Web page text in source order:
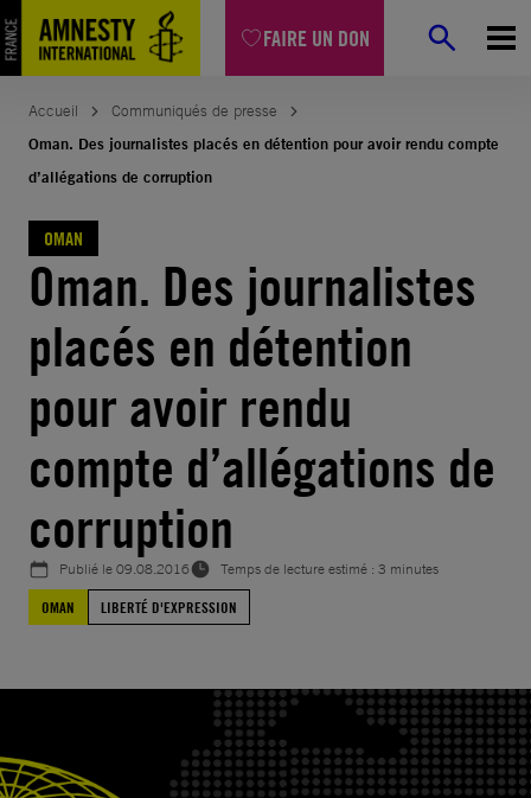
FAIRE UN DON
Aller
au
contenu
Accueil
Communiqués de presse
Oman. Des journalistes placés en détention pour avoir rendu compte
d’allégations de corruption
OMAN
Oman. Des journalistes
placés en détention
pour avoir rendu
compte d’allégations de
corruption
Publié le09.08.2016
Temps de lecture estimé : 3 minutes
OMAN
LIBERTÉ D'EXPRESSION